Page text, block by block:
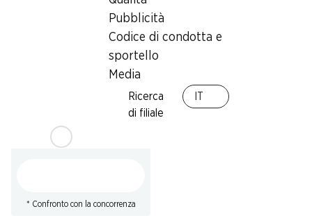
Pubblicità
Codice di condotta e
sportello
Media
Ricerca
di filiale
Pause Roland
assortiti, 630 g
* Confronto con la concorrenza